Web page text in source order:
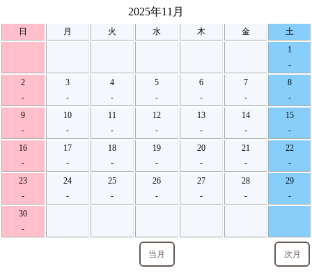
2025年11月
日 月 火 水 木 金
土
1
-
2
-
3
-
4
-
5
-
6
-
7
-
8
-
9
-
10
-
11
-
12
-
13
-
14
-
15
-
16
-
17
-
18
-
19
-
20
-
21
-
22
-
23
-
24
-
25
-
26
-
27
-
28
-
29
-
30
-
当月 次月